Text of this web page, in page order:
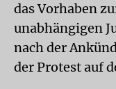
das Vorhaben
unabhängigen
nach der
der Protest auf